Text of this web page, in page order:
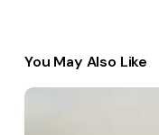
You May Also Like
Expert